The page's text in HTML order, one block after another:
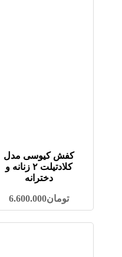
کفش کیوسی مدل
کلادتیلت ۲ زنانه و
دخترانه
تومان6.600.000